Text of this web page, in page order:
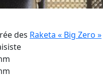
des Raketa « Big Zero »